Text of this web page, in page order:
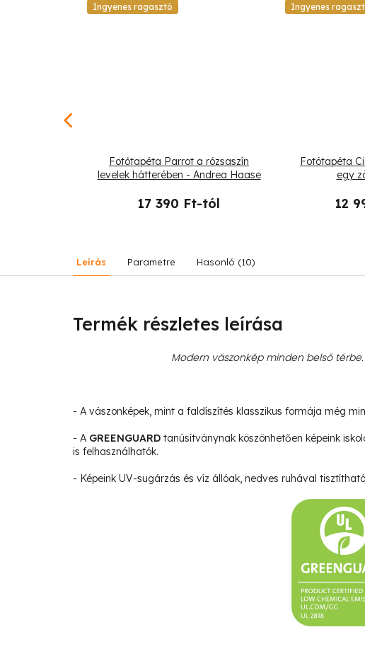
Ingyenes ragasztó
Fotótapéta Parrot a rózsaszín
levelek hátterében - Andrea Haase
17 390 Ft-tól
Ingyenes
Fotótapéta
egy
12
Leírás Parametre Hasonló (10)
Termék részletes leírása
Modern vászonkép minden belső
- A vászonképek, mint a faldíszítés klasszikus formája még
- A GREENGUARD tanúsítványnak köszönhetően képeink
is felhasználhatók.
- Képeink UV-sugárzás és víz állóak, nedves ruhával